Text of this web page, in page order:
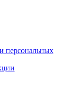
персональных